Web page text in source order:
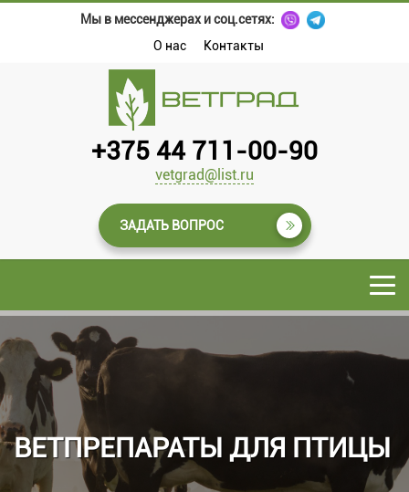
Мы в мессенджерах и соц.сетях:
О нас
Контакты
+375 44 711-00-90
vetgrad@list.ru
ЗАДАТЬ ВОПРОС
ВЕТПРЕПАРАТЫ ДЛЯ ПТИЦЫ